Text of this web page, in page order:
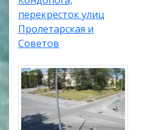
перекрёсток улиц
Пролетарская и
Советов